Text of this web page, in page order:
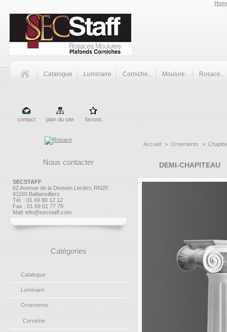
Catalogue Luminaire Corniche.. Moulure.. Rosace..
contact plan du site favoris
Nous contacter
SECSTAFF
62 Avenue de la Division Leclerc RN20
91160 Ballainvilliers
Tél. : 01 69 80 12 12
Fax : 01 69 01 77 70
Mail: info@secstaff.com
Catégories
Catalogue
Luminaire
Ornements
Corniche
Accueil > Ornements >
DEMI-CHAPITEAU